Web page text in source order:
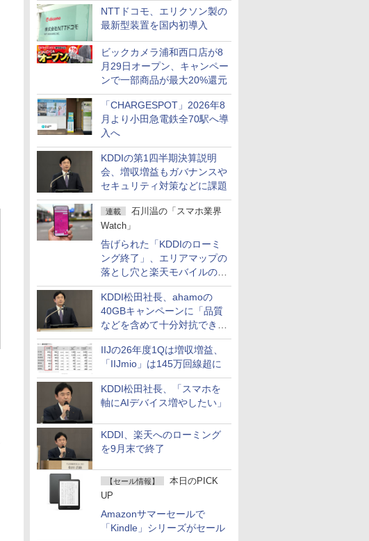
NTTドコモ、エリクソン製の
最新型装置を国内初導入
ビックカメラ浦和西口店が8
月29日オープン、キャンペー
ンで一部商品が最大20%還元
「CHARGESPOT」2026年8
月より小田急電鉄全70駅へ導
入へ
KDDIの第1四半期決算説明
会、増収増益もガバナンスや
セキュリティ対策などに課題
連載
石川温の「スマホ業界
Watch」
告げられた「KDDIのローミ
ング終了」、エリアマップの
落とし穴と楽天モバイルの課
題
KDDI松田社長、ahamoの
40GBキャンペーンに「品質
などを含めて十分対抗でき
る」
IIJの26年度1Qは増収増益、
「IIJmio」は145万回線超に
KDDI松田社長、「スマホを
軸にAIデバイス増やしたい」
KDDI、楽天へのローミング
を9月末で終了
【セール情報】
本日のPICK
UP
Amazonサマーセールで
「Kindle」シリーズがセール